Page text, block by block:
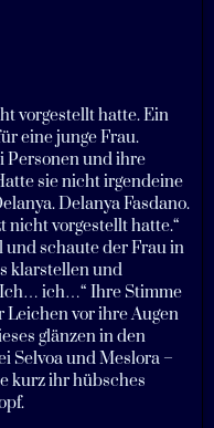
vorgestellt hatte. Ein
eine junge Frau.
Personen und ihre
sie nicht irgendeine
Delanya Fasdano.
nicht vorgestellt hatte.“
und schaute der Frau in
klarstellen und
Ich… ich…“ Ihre Stimme
Leichen vor ihre Augen
glänzen in den
Selvoa und Meslora –
kurz ihr hübsches